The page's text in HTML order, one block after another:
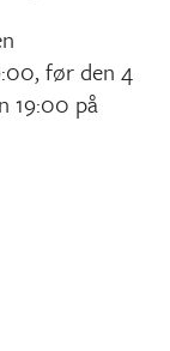
før den 4
19:00 på